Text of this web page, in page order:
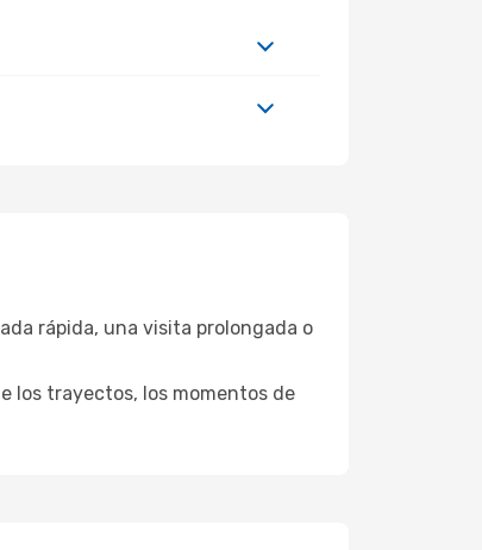
rápida, una visita prolongada o
los trayectos, los momentos de